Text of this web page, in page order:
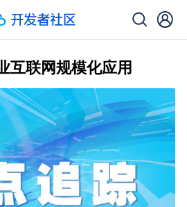
互联网规模化应用